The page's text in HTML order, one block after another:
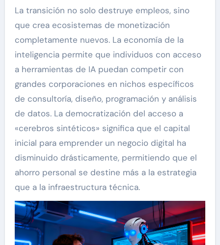
La transición no solo destruye empleos, sino
que crea ecosistemas de monetización
completamente nuevos. La economía de la
inteligencia permite que individuos con acceso
a herramientas de IA puedan competir con
grandes corporaciones en nichos específicos
de consultoría, diseño, programación y análisis
de datos. La democratización del acceso a
«cerebros sintéticos» significa que el capital
inicial para emprender un negocio digital ha
disminuido drásticamente, permitiendo que el
ahorro personal se destine más a la estrategia
que a la infraestructura técnica.